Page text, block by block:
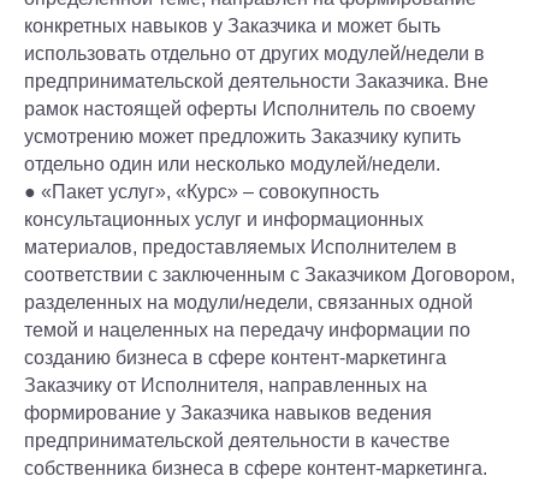
конкретных навыков у Заказчика и может быть
использовать отдельно от других модулей/недели в
предпринимательской деятельности Заказчика. Вне
рамок настоящей оферты Исполнитель по своему
усмотрению может предложить Заказчику купить
отдельно один или несколько модулей/недели.
● «Пакет услуг», «Курс» – совокупность
консультационных услуг и информационных
материалов, предоставляемых Исполнителем в
соответствии с заключенным с Заказчиком Договором,
разделенных на модули/недели, связанных одной
темой и нацеленных на передачу информации по
созданию бизнеса в сфере контент-маркетинга
Заказчику от Исполнителя, направленных на
формирование у Заказчика навыков ведения
предпринимательской деятельности в качестве
собственника бизнеса в сфере контент-маркетинга.